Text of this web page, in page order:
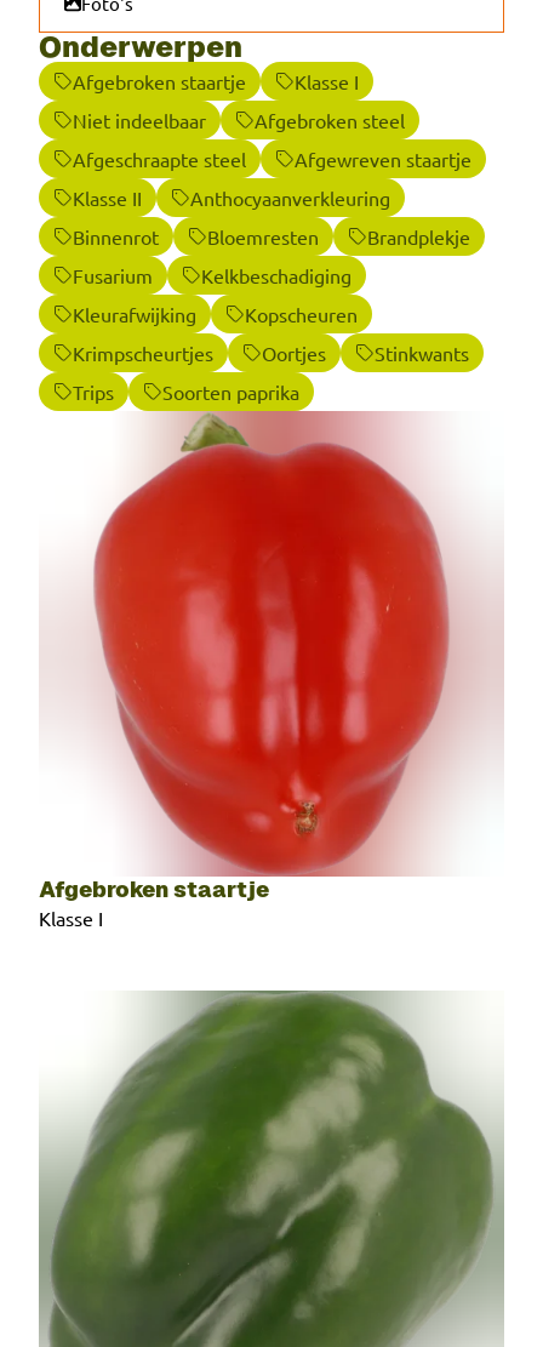
Onderwerpen
Afgebroken staartje
Klasse I
Niet indeelbaar
Afgebroken steel
Afgeschraapte steel
Afgewreven staartje
Klasse II
Anthocyaanverkleuring
Binnenrot
Bloemresten
Brandplekje
Fusarium
Kelkbeschadiging
Kleurafwijking
Kopscheuren
Krimpscheurtjes
Oortjes
Stinkwants
Trips
Soorten paprika
Afgebroken staartje
Klasse I